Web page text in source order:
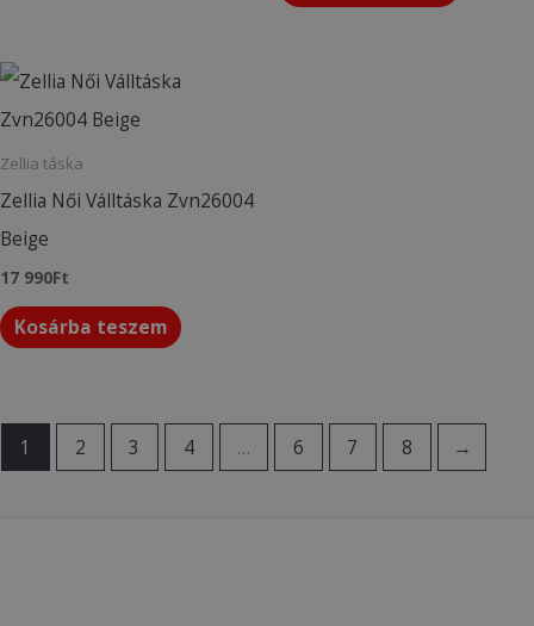
Zellia táska
Zellia Női Válltáska Zvn26004
Beige
17 990Ft
Kosárba teszem
1 2 3 4 … 6 7 8 →